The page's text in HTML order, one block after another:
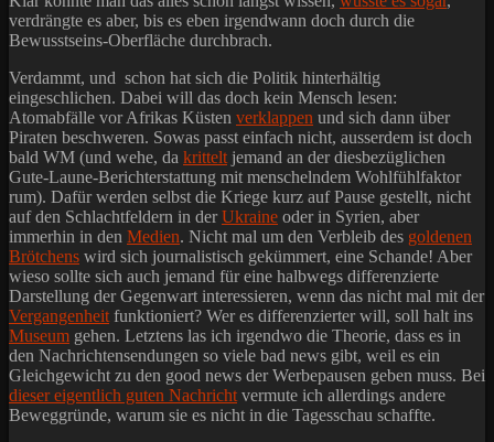
verdrängte es aber, bis es eben irgendwann doch durch die
Bewusstseins-Oberfläche durchbrach.
Verdammt, und schon hat sich die Politik hinterhältig
eingeschlichen. Dabei will das doch kein Mensch lesen:
Atomabfälle vor Afrikas Küsten verklappen und sich dann über
Piraten beschweren. Sowas passt einfach nicht, ausserdem ist doch
bald WM (und wehe, da krittelt jemand an der diesbezüglichen
Gute-Laune-Berichterstattung mit menschelndem Wohlfühlfaktor
rum). Dafür werden selbst die Kriege kurz auf Pause gestellt, nicht
auf den Schlachtfeldern in derUkraine oder in Syrien, aber
immerhin in den Medien. Nicht mal um den Verbleib des goldenen
Brötchens wird sich journalistisch gekümmert, eine Schande! Aber
wieso sollte sich auch jemand für eine halbwegs differenzierte
Darstellung der Gegenwart interessieren, wenn das nicht mal mit der
Vergangenheit funktioniert? Wer es differenzierter will, soll halt ins
Museum gehen. Letztens las ich irgendwo die Theorie, dass es in
den Nachrichtensendungen so viele bad news gibt, weil es ein
Gleichgewicht zu den good news der Werbepausen geben muss. Bei
dieser eigentlich guten Nachricht vermute ich allerdings andere
Beweggründe, warum sie es nicht in die Tagesschau schaffte.